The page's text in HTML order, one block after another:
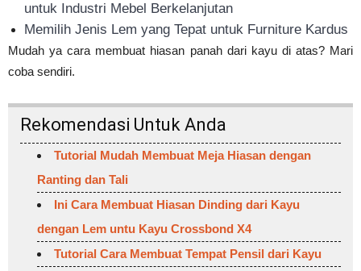
untuk Industri Mebel Berkelanjutan
Memilih Jenis Lem yang Tepat untuk Furniture Kardus
Mudah ya cara membuat hiasan panah dari kayu di atas? Mari
coba sendiri.
Rekomendasi Untuk Anda
Tutorial Mudah Membuat Meja Hiasan dengan
Ranting dan Tali
Ini Cara Membuat Hiasan Dinding dari Kayu
dengan Lem untu Kayu Crossbond X4
Tutorial Cara Membuat Tempat Pensil dari Kayu